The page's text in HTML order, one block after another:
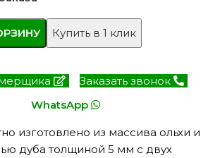
Купить в 1 клик
Заказать звонок
WhatsApp
изготовлено из массива ольхи и
дуба толщиной 5 мм с двух